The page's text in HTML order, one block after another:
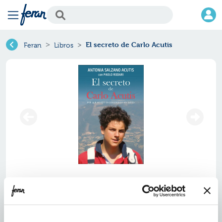
Feran Libros El secreto de Carlo Acutis
El secreto de carlo acutis
Ref.ZPA-8566889